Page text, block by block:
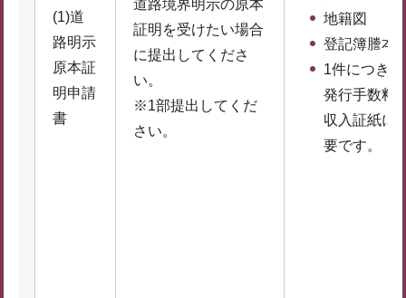
(1)道
路明示
原本証
明申請
書
道路境界明示の原本
証明を受けたい場合
に提出してくださ
い。
※1部提出してくだ
さい。
地籍図
登記簿謄本
1件につき
発行手数料
収入証紙に
要です。